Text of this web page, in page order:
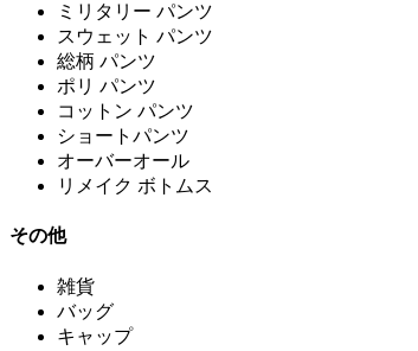
ミリタリー パンツ
スウェット パンツ
総柄 パンツ
ポリ パンツ
コットン パンツ
ショートパンツ
オーバーオール
リメイク ボトムス
その他
雑貨
バッグ
キャップ